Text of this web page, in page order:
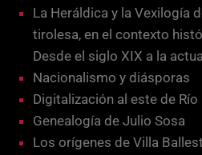
La Heráldica y la Vexilogía
tirolesa, en el contexto
Desde el siglo XIX a la
Nacionalismo y diásporas
Digitalización al este de
Genealogía de Julio Sosa
Los orígenes de Villa